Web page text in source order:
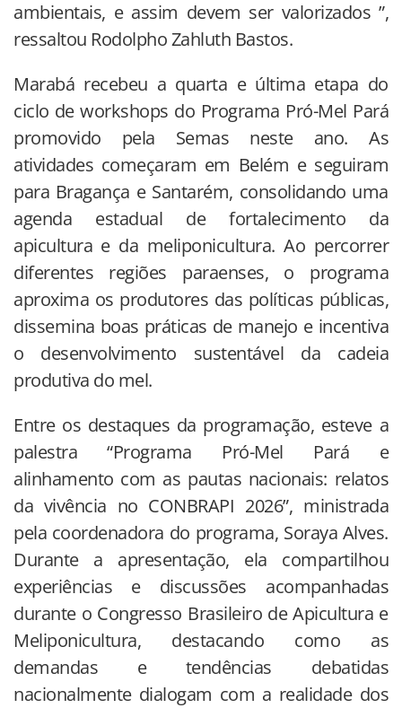
ambientais, e assim devem ser valorizados ”,
ressaltou Rodolpho Zahluth Bastos.
Marabá recebeu a quarta e última etapa do
ciclo de workshops do Programa Pró-Mel Pará
promovido pela Semas neste ano. As
atividades começaram em Belém e seguiram
para Bragança e Santarém, consolidando uma
agenda estadual de fortalecimento da
apicultura e da meliponicultura. Ao percorrer
diferentes regiões paraenses, o programa
aproxima os produtores das políticas públicas,
dissemina boas práticas de manejo e incentiva
o desenvolvimento sustentável da cadeia
produtiva do mel.
Entre os destaques da programação, esteve a
palestra “Programa Pró-Mel Pará e
alinhamento com as pautas nacionais: relatos
da vivência no CONBRAPI 2026”, ministrada
pela coordenadora do programa, Soraya Alves.
Durante a apresentação, ela compartilhou
experiências e discussões acompanhadas
durante o Congresso Brasileiro de Apicultura e
Meliponicultura, destacando como as
demandas e tendências debatidas
nacionalmente dialogam com a realidade dos